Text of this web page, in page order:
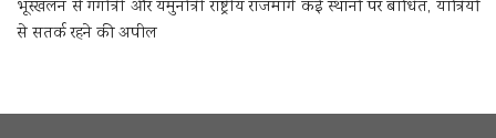
भूस्खलन से गंगोत्री और यमुनोत्री राष्ट्रीय राजमार्ग कई स्थानों पर बाधित, यात्रियों
से सतर्क रहने की अपील